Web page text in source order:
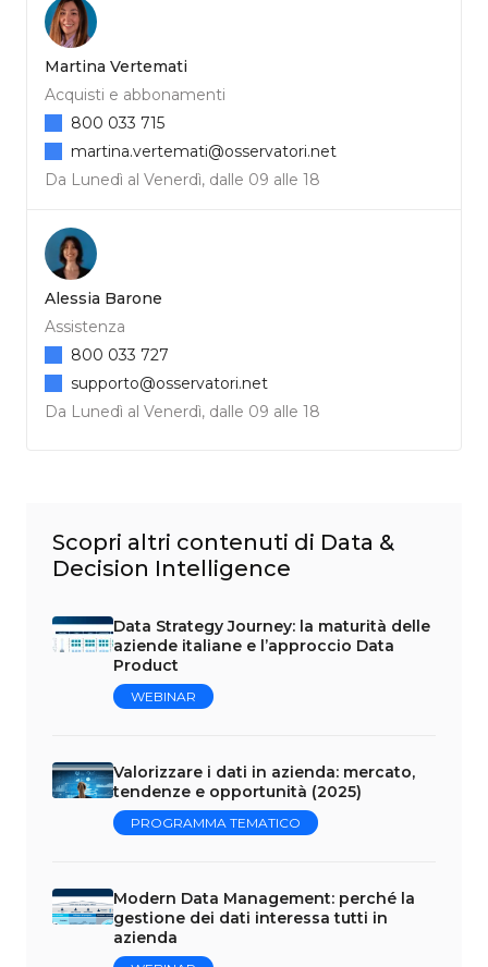
Martina Vertemati
Acquisti e abbonamenti
Da Lunedì al Venerdì, dalle 09 alle 18
800 033 715
martina.vertemati@osservatori.net
Alessia Barone
Assistenza
Da Lunedì al Venerdì, dalle 09 alle 18
800 033 727
supporto@osservatori.net
Scopri altri contenuti di Data &
Decision Intelligence
Data Strategy Journey: la maturità delle
aziende italiane e l’approccio Data
Product
WEBINAR
Valorizzare i dati in azienda: mercato,
tendenze e opportunità (2025)
PROGRAMMA TEMATICO
Modern Data Management: perché la
gestione dei dati interessa tutti in
azienda